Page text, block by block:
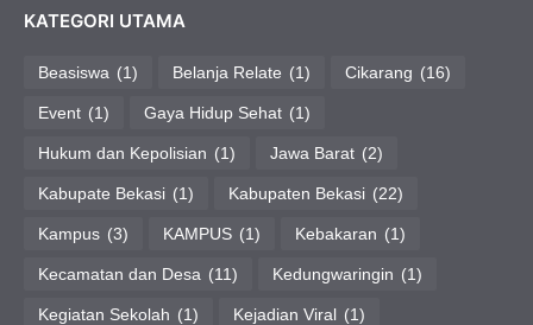
KATEGORI UTAMA
Beasiswa (1) Belanja Relate (1) Cikarang (16)
Event (1) Gaya Hidup Sehat (1)
Hukum dan Kepolisian (1) Jawa Barat (2)
Kabupate Bekasi (1) Kabupaten Bekasi (22)
Kampus (3) KAMPUS (1) Kebakaran (1)
Kecamatan dan Desa (11) Kedungwaringin (1)
Kegiatan Sekolah (1) Kejadian Viral (1)